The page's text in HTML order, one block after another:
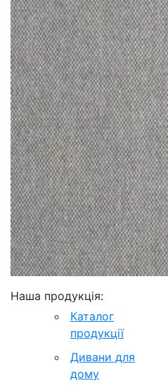
Наша продукція:
Каталог
продукції
Дивани для
дому